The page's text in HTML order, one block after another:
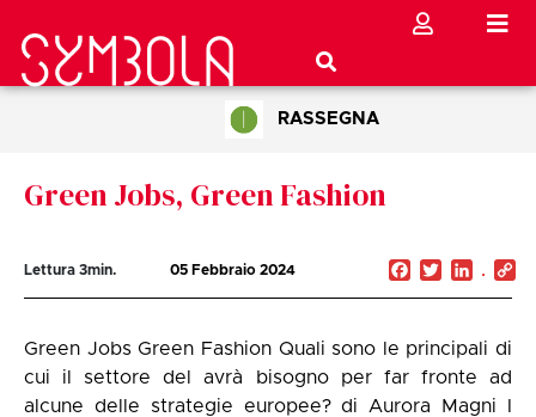
RASSEGNA
Green Jobs, Green Fashion
Lettura 3min. 05 Febbraio 2024 Facebook
Twitter
Green Jobs Green Fashion Quali sono le principali di
cui il settore del avrà bisogno per far fronte ad
alcune delle strategie europee? di Aurora Magni I